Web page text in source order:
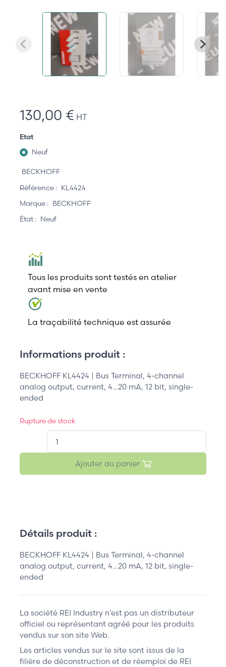
130,00 € HT
Etat
Neuf
BECKHOFF
Référence : KL4424
Marque : BECKHOFF
État : Neuf
Tous les produits sont testés en atelier
avant mise en vente
La traçabilité technique est assurée
Informations produit :
BECKHOFF KL4424 | Bus Terminal, 4-channel
analog output, current, 4…20 mA, 12 bit, single-
ended
Rupture de stock
Ajouter au panier
Détails produit :
BECKHOFF KL4424 | Bus Terminal, 4-channel
analog output, current, 4…20 mA, 12 bit, single-
ended
La société REI Industry n'est pas un distributeur
officiel ou représentant agréé pour les produits
vendus sur son site Web.
Les articles vendus sur le site sont issus de la
filière de déconstruction et de réemploi de REI